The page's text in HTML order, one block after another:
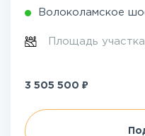
Волоколамское
Площадь
3 505 500 ₽